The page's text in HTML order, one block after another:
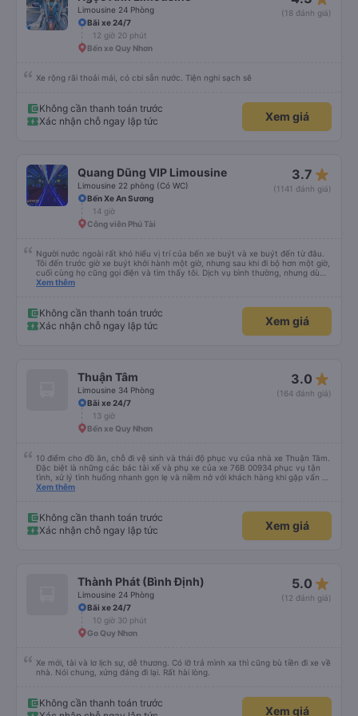
Limousine 24 Phòng
(18 đánh giá)
Bãi xe 24/7
12 giờ 20 phút
Bến xe Quy Nhơn
Xe rộng rãi thoải mái, có cbi sẵn nước. Tiện nghi sạch sẽ
Không cần thanh toán trước
Xác nhận chỗ ngay lập tức
Xem giá
Quang Dũng VIP Limousine
Limousine 22 phòng (Có WC)
3.7 star_rate
(1141 đánh giá)
Bến Xe An Sương
14 giờ
Công viên Phú Tài
Người nước ngoài rất khó hiểu vị trí của bến xe buýt và xe buýt đến từ đâu.
Tôi đến trước giờ xe buýt khởi hành một giờ, nhưng sau khi đi bộ hơn một giờ,
cuối cùng họ cũng gọi điện và tìm thấy tôi. Dịch vụ bình thường, nhưng dù
sao thì tôi ngủ ngon hơn ở khách sạn vì tôi rất thoải mái. Sẽ tuyệt hơn nếu
Xem thêm
Không cần thanh toán trước
Xác nhận chỗ ngay lập tức
Xem giá
Thuận Tâm
Limousine 34 Phòng
3.0 star_rate
(164 đánh giá)
Bãi xe 24/7
13 giờ
Bến xe Quy Nhơn
10 điểm cho đồ ăn, chỗ đi vệ sinh và thái độ phục vụ của nhà xe Thuận Tâm.
Đặc biệt là những các bác tài xế và phụ xe của xe 76B 00934 phục vụ tận
tình, xử lý tình huống nhanh gọn lẹ và niềm nở với khách hàng khi gặp vấn đề
không may. Mình đặt xe lúc 6:00 không may không gửi được xe máy ở lại,
Xem thêm
Không cần thanh toán trước
Xác nhận chỗ ngay lập tức
Xem giá
Thành Phát (Bình Định)
Limousine 24 Phòng
5.0 star_rate
(12 đánh giá)
Bãi xe 24/7
10 giờ 30 phút
Go Quy Nhơn
Xe mới, tài và lơ lịch sự, dễ thương. Có lỡ trả mình xa thì cũng bù tiền đi xe về
nhà. Nói chung, xứng đáng đi lại. Rất hài lòng.
Không cần thanh toán trước
Xem giá